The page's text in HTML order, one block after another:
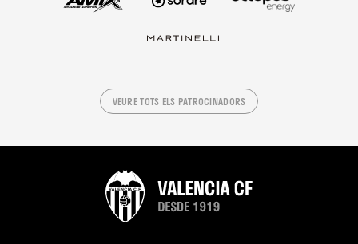
VEURE TOTS ELS PATROCINADORS